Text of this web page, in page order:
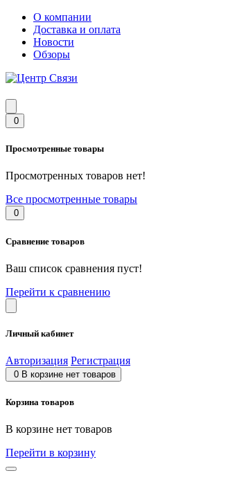
О компании
Доставка и оплата
Новости
Обзоры
0
Просмотренные товары
Просмотренных товаров нет!
Все просмотренные товары
0
Сравнение товаров
Ваш список сравнения пуст!
Перейти к сравнению
Личный кабинет
Авторизация Регистрация
0 В корзине нет товаров
Корзина товаров
В корзине нет товаров
Перейти в корзину